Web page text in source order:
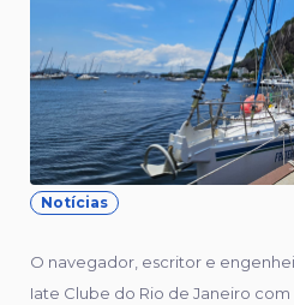
Notícias
O navegador, escritor e
Iate Clube do Rio de Janeiro